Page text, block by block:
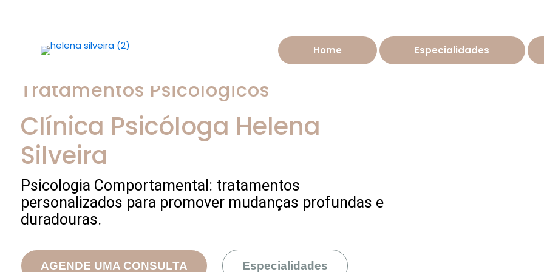
Home Especialidades
Tratamentos Psicológicos
Clínica Psicóloga Helena
Silveira
Psicologia Comportamental: tratamentos
personalizados para promover mudanças profundas e
duradouras.
AGENDE UMA CONSULTA Especialidades